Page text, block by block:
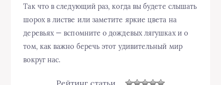
Так что в следующий раз, когда вы будете слышать
шорох в листве или заметите яркие цвета на
деревьях — вспомните о дождевых лягушках и о
том, как важно беречь этот удивительный мир
вокруг нас.
Рейтинг статьи